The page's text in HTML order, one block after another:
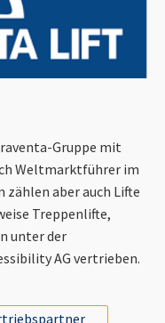
Gruppe mit
Weltmarktführer im
aber auch Lifte
Treppenlifte,
unter der
AG vertrieben.